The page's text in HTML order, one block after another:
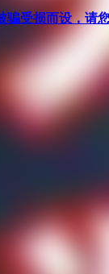
受损而设，请